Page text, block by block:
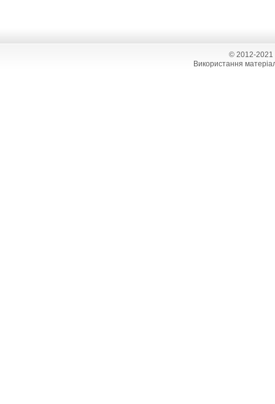
© 2012-2021
Використання